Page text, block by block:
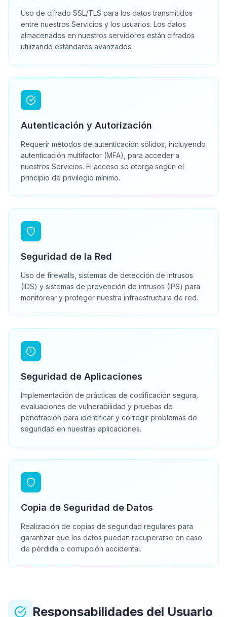
Uso de cifrado SSL/TLS para los datos transmitidos
entre nuestros Servicios y los usuarios. Los datos
almacenados en nuestros servidores están cifrados
utilizando estándares avanzados.
Autenticación y Autorización
Requerir métodos de autenticación sólidos, incluyendo
autenticación multifactor (MFA), para acceder a
nuestros Servicios. El acceso se otorga según el
principio de privilegio mínimo.
Seguridad de la Red
Uso de firewalls, sistemas de detección de intrusos
(IDS) y sistemas de prevención de intrusos (IPS) para
monitorear y proteger nuestra infraestructura de red.
Seguridad de Aplicaciones
Implementación de prácticas de codificación segura,
evaluaciones de vulnerabilidad y pruebas de
penetración para identificar y corregir problemas de
seguridad en nuestras aplicaciones.
Copia de Seguridad de Datos
Realización de copias de seguridad regulares para
garantizar que los datos puedan recuperarse en caso
de pérdida o corrupción accidental.
Responsabilidades del Usuario